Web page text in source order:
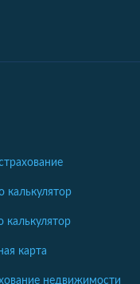
калькулятор
калькулятор
карта
недвижимости